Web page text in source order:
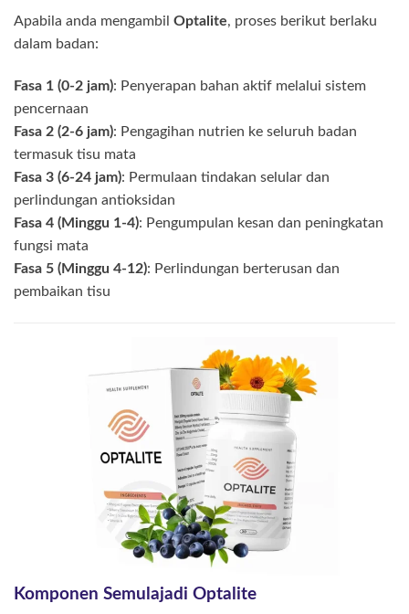
Apabila anda mengambil Optalite, proses berikut berlaku
dalam badan:
Fasa 1 (0-2 jam): Penyerapan bahan aktif melalui sistem
pencernaan
Fasa 2 (2-6 jam): Pengagihan nutrien ke seluruh badan
termasuk tisu mata
Fasa 3 (6-24 jam): Permulaan tindakan selular dan
perlindungan antioksidan
Fasa 4 (Minggu 1-4): Pengumpulan kesan dan peningkatan
fungsi mata
Fasa 5 (Minggu 4-12): Perlindungan berterusan dan
pembaikan tisu
Komponen Semulajadi Optalite